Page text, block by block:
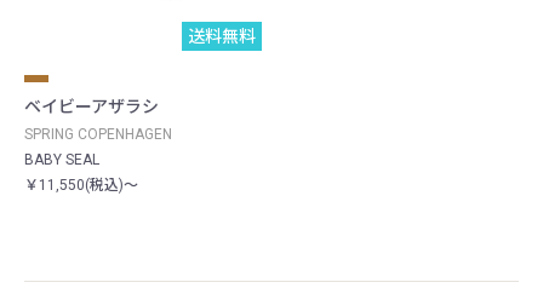
送料無料
ベイビーアザラシ
SPRING COPENHAGEN
BABY SEAL
￥11,550(税込)～